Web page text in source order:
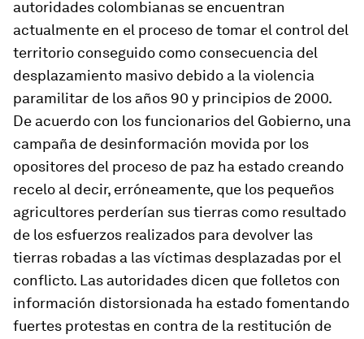
autoridades colombianas se encuentran
actualmente en el proceso de tomar el control del
territorio conseguido como consecuencia del
desplazamiento masivo debido a la violencia
paramilitar de los años 90 y principios de 2000.
De acuerdo con los funcionarios del Gobierno, una
campaña de desinformación movida por los
opositores del proceso de paz ha estado creando
recelo al decir, erróneamente, que los pequeños
agricultores perderían sus tierras como resultado
de los esfuerzos realizados para devolver las
tierras robadas a las víctimas desplazadas por el
conflicto. Las autoridades dicen que folletos con
información distorsionada ha estado fomentando
fuertes protestas en contra de la restitución de